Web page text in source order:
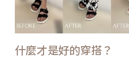
什麼才是好的穿搭？